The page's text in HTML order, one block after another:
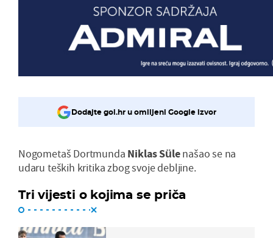
Dodajte gol.hr u omiljeni Google izvor
Nogometaš Dortmunda Niklas Sülenašao se na
udaru teških kritika zbog svoje debljine.
Tri vijesti o kojima se priča